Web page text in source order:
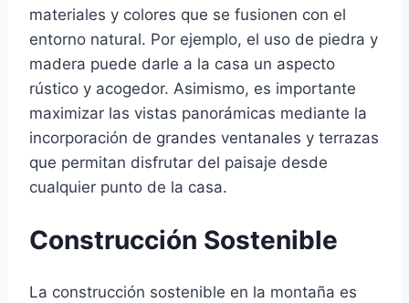
materiales y colores que se fusionen con el
entorno natural. Por ejemplo, el uso de piedra y
madera puede darle a la casa un aspecto
rústico y acogedor. Asimismo, es importante
maximizar las vistas panorámicas mediante la
incorporación de grandes ventanales y terrazas
que permitan disfrutar del paisaje desde
cualquier punto de la casa.
Construcción Sostenible
La construcción sostenible en la montaña es